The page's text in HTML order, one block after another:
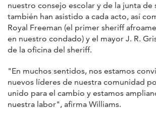
nuestro consejo escolar y de la junta de
también han asistido a cada acto, así
Royal Freeman (el primer sheriff
en nuestro condado) y el mayor J. R.
de la oficina del sheriff.
"En muchos sentidos, nos estamos
nuevos líderes de nuestra comunidad
unido para el cambio y estamos
nuestra labor", afirma Williams.